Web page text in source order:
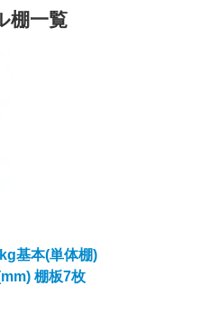
棚一覧
基本(単体棚)
棚板7枚